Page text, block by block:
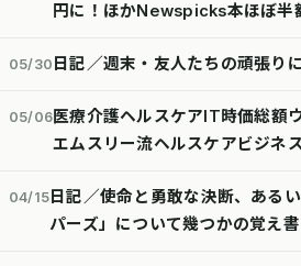
円に！ほかNewspicks本ほぼ半
05/30 日記／週末・友人たちの頑張り
05/06医療介護ヘルスケアIT時価総額
エムスリー流ヘルスケアビジネ
04/15日記／使命と勇敢な決断、ある
パーズ」について幾つかの覚え書